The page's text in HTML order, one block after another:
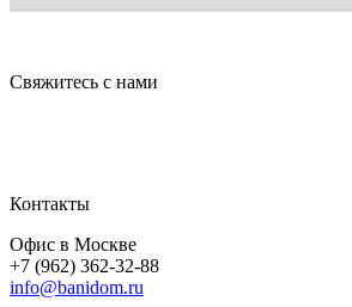
Свяжитесь с нами
Контакты
Офис в Москве
+7 (962) 362-32-88
info@banidom.ru